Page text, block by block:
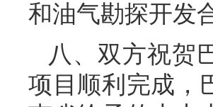
和油气勘探开发
八、双方祝贺
项目顺利完成，